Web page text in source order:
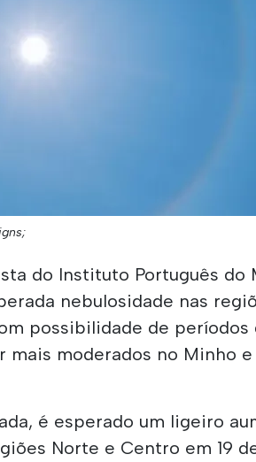
do Instituto Português do
nebulosidade nas
possibilidade de períodos
mais moderados no Minho
é esperado um ligeiro
Norte e Centro em 19